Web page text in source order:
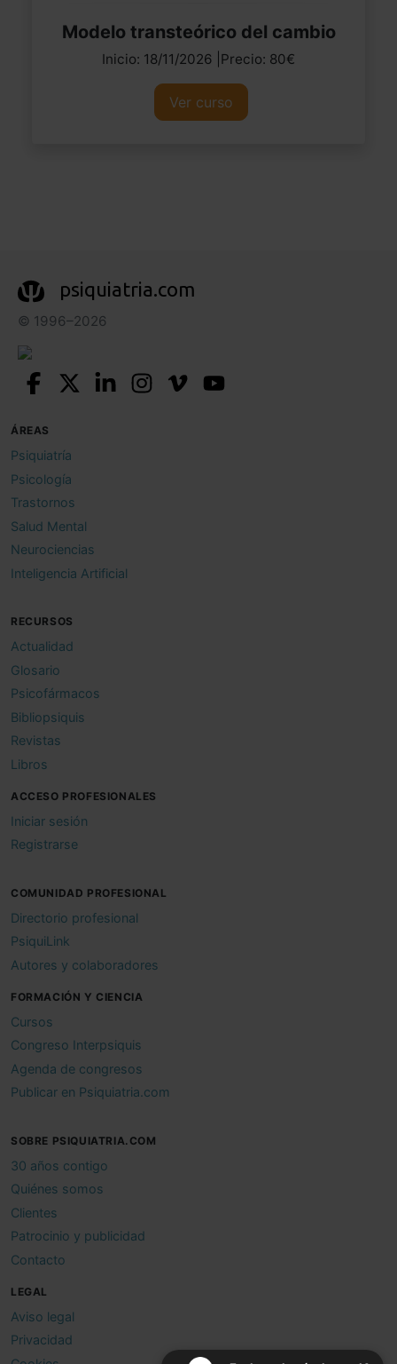
Modelo transteórico del cambio
Inicio: 18/11/2026 |Precio: 80€
Ver curso
psiquiatria.com
© 1996–2026
ÁREAS
Psiquiatría
Psicología
Trastornos
Salud Mental
Neurociencias
Inteligencia Artificial
RECURSOS
Actualidad
Glosario
Psicofármacos
Bibliopsiquis
Revistas
Libros
ACCESO PROFESIONALES
Iniciar sesión
Registrarse
COMUNIDAD PROFESIONAL
Directorio profesional
PsiquiLink
Autores y colaboradores
FORMACIÓN Y CIENCIA
Cursos
Congreso Interpsiquis
Agenda de congresos
Publicar en Psiquiatria.com
SOBRE PSIQUIATRIA.COM
30 años contigo
Quiénes somos
Clientes
Patrocinio y publicidad
Contacto
LEGAL
Aviso legal
Privacidad